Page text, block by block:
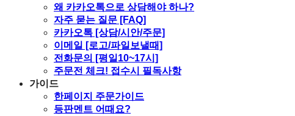
왜 카카오톡으로 상담해야 하나?
자주 묻는 질문 [FAQ]
카카오톡 [상담/시안/주문]
이메일 [로고/파일보낼때]
전화문의 [평일10~17시]
주문전 체크! 접수시 필독사항
가이드
한페이지 주문가이드
등판멘트 어때요?